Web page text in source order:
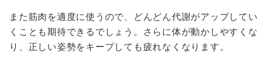
また筋肉を適度に使うので、どんどん代謝がアップしてい
くことも期待できるでしょう。さらに体が動かしやすくな
り、正しい姿勢をキープしても疲れなくなります。